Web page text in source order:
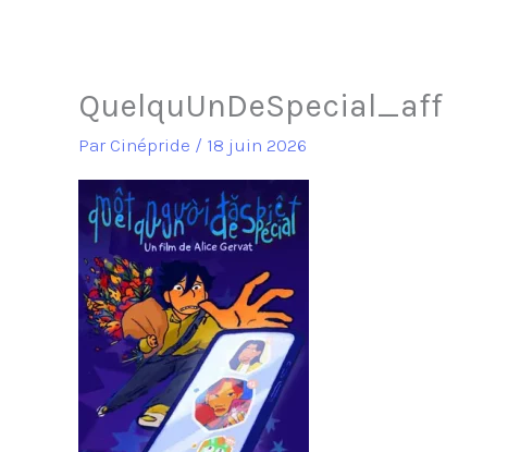
QuelquUnDeSpecial_aff
Par Cinépride / 18 juin 2026